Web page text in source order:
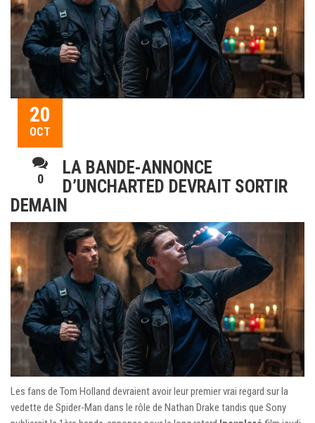
20
OCT
0
LA BANDE-ANNONCE
D’UNCHARTED DEVRAIT SORTIR
DEMAIN
Les fans de Tom Holland devraient avoir leur premier vrai regard sur la
vedette de Spider-Man dans le rôle de Nathan Drake tandis que Sony